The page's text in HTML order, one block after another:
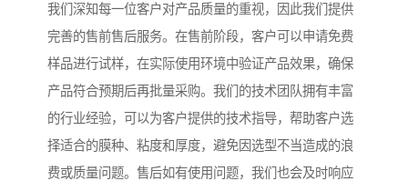
我们深知每一位客户对产品质量的重视，因此我们提供
完善的售前售后服务。在售前阶段，客户可以申请免费
样品进行试样，在实际使用环境中验证产品效果，确保
产品符合预期后再批量采购。我们的技术团队拥有丰富
的行业经验，可以为客户提供的技术指导，帮助客户选
择适合的膜种、粘度和厚度，避免因选型不当造成的浪
费或质量问题。售后如有使用问题，我们也会及时响应